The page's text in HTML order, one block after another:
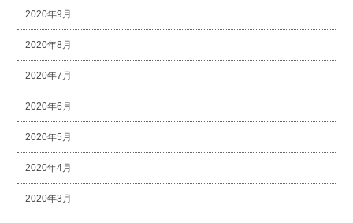
2020年9月
2020年8月
2020年7月
2020年6月
2020年5月
2020年4月
2020年3月